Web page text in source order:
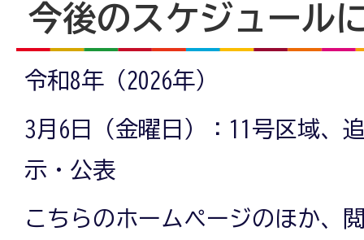
今後のスケジュール
令和8年（2026年）
3月6日（金曜日）：11号区域、
示・公表
こちらのホームページのほか、